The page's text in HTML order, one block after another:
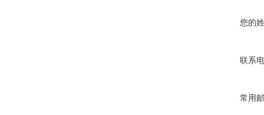
您的
联系
常用